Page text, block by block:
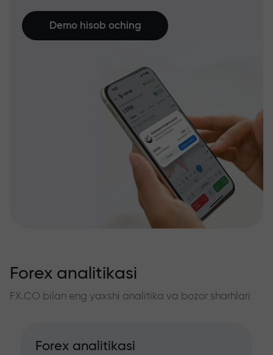
Demo hisob oching
Forex analitikasi
FX.CO bilan eng yaxshi analitika va bozor sharhlari
Forex analitikasi